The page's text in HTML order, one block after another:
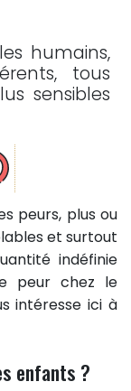
humains,
tous
sensibles
Twitter
sur Pinterest
peurs, plus ou
et surtout
indéfinie
peur chez le
intéresse ici à
enfants ?